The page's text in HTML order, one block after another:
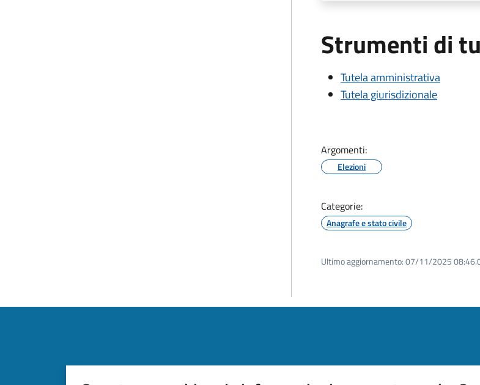
Strumenti di
Tutela amministrativa
Tutela giurisdizionale
Argomenti:
Elezioni
Categorie:
Anagrafe e stato civile
Ultimo aggiornamento:07/11/2025